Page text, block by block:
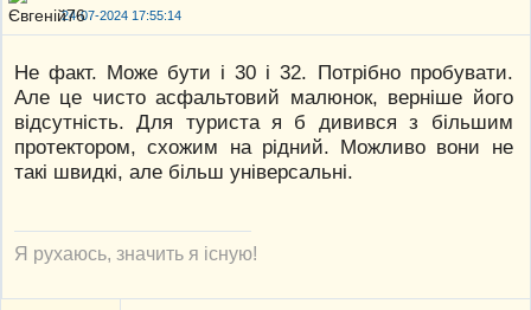
24-07-2024 17:55:14
Не факт. Може бути і 30 і 32. Потрібно пробувати.
Але це чисто асфальтовий малюнок, верніше його
відсутність. Для туриста я б дивився з більшим
протектором, схожим на рідний. Можливо вони не
такі швидкі, але більш універсальні.
Я рухаюсь, значить я існую!